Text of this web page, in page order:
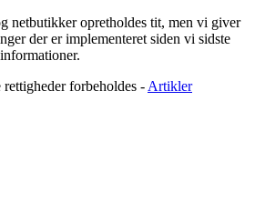
netbutikker opretholdes tit, men vi giver
der er implementeret siden vi sidste
forbeholdes - Artikler